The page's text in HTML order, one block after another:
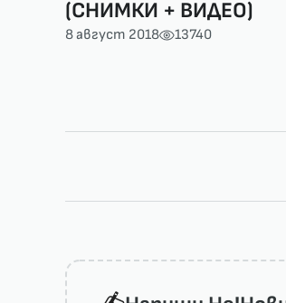
(СНИМКИ + ВИДЕО)
8 август 2018 13740